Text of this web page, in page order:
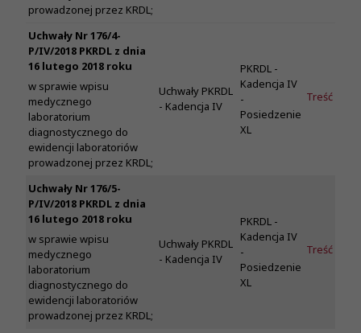
prowadzonej przez KRDL;
Uchwały Nr 176/4-
P/IV/2018 PKRDL z dnia
16 lutego 2018 roku
w sprawie wpisu
medycznego
laboratorium
diagnostycznego do
ewidencji laboratoriów
prowadzonej przez KRDL;
Uchwały PKRDL
- Kadencja IV
PKRDL -
Kadencja IV
-
Posiedzenie
XL
Treść
Uchwały Nr 176/5-
P/IV/2018 PKRDL z dnia
16 lutego 2018 roku
w sprawie wpisu
medycznego
laboratorium
diagnostycznego do
ewidencji laboratoriów
prowadzonej przez KRDL;
Uchwały PKRDL
- Kadencja IV
PKRDL -
Kadencja IV
-
Posiedzenie
XL
Treść